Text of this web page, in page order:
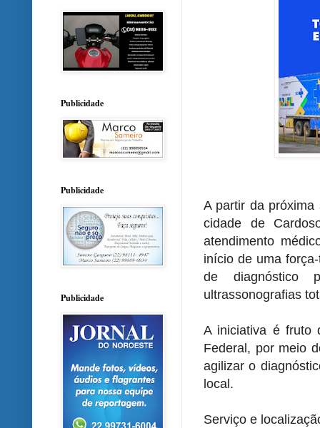
A partir da
cidade de
atendimento
início de uma
de diagnóstico
ultrassonografias
A iniciativa é fruto
Federal, por meio
agilizar o
local.
Serviço e
Publicidade
Publicidade
Publicidade